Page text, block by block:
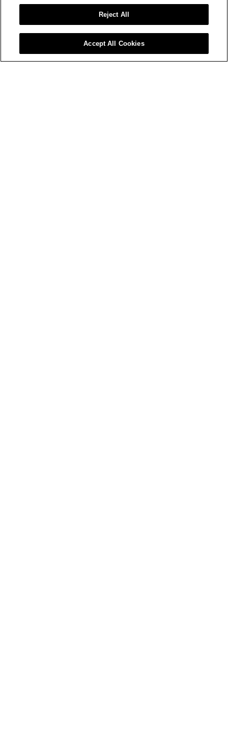
る機会につながります。
新しい組織やチームのコミュニケーション活性化・チーム
ビルディングの用途に加え、参加者自身の価値観や軸の深
掘りの機会としてなど、実施目的については幅広くご相談
いただけます。
Reject All
Accept All Cookies